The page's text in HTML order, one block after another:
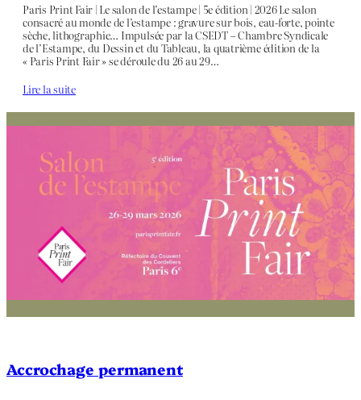
Paris Print Fair | Le salon de l’estampe | 5e édition | 2026 Le salon
consacré au monde de l’estampe : gravure sur bois, eau-forte, pointe
sèche, lithographie… Impulsée par la CSEDT – Chambre Syndicale
de l’Estampe, du Dessin et du Tableau, la quatrième édition de la
« Paris Print Fair » se déroule du 26 au 29…
Lire la suite
Accrochage permanent